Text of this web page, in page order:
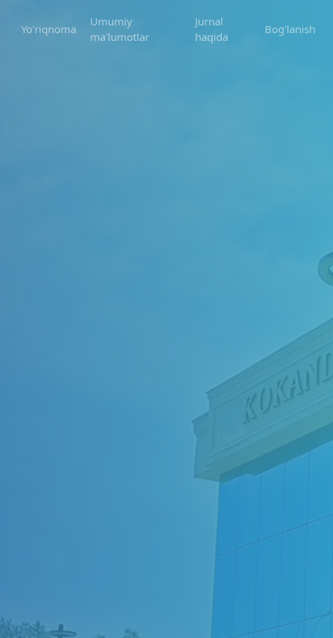
Yo'riqnoma
Umumiy
ma'lumotlar
Jurnal
haqida
Bog'lanish